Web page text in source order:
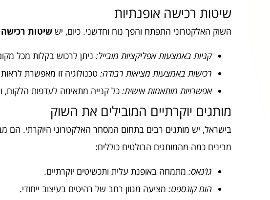
שיטות רכישה אופנתיות
השוק האלקטרוני התפתח והפך נוח וחדשני. כיום, יש שיטות רכישה
קניות באמצעות אפליקציות מובייל:ניתן לרכוש בקלות מכל
רכישות באמצעות מציאות רבודה:טכנולוגיה זו מאפשרת
אפשרויות מותאמות אישית:כל קנייה מתאימה לעדפות הלקוח,
מותגים יוקרתיים המובילים את השוק
בישראל, יש מותגים רבים בתחום המסחר האלקטרוני היוקרתי. הם
מבינים כמה מהמותגים הבולטים כוללים:
גו’נאס:מתמחה באופנת עלית ותכשיטים יוקרתיים.
הום קונספט:מציעה מגוון רחב של רהיטים בעיצוב ייחודי.